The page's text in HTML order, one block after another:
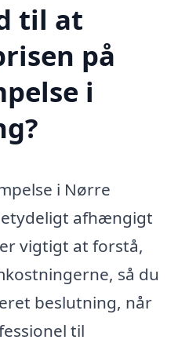
til at
på
i
i Nørre
afhængigt
vigtigt at forstå,
så du
beslutning, når
til